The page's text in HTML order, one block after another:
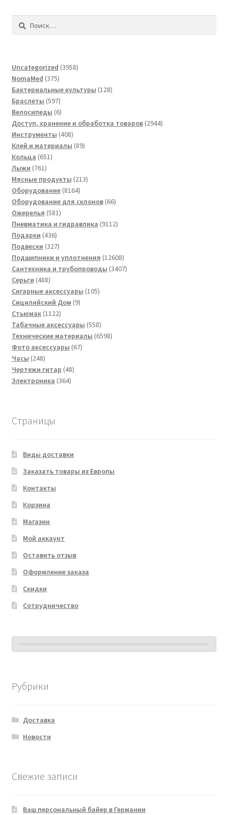
Найти:
Uncategorized 39583958
NomaMed 375375
товаров
Бактериальные культуры 128128
Браслеты 597597
товаров
Велосипеды 66
товаров
Доступ, хранение и обработка товаров 29442944
Инструменты 408408
товаров
Клей и материалы 8989
Кольца 651651
Лыжи 761761
товар
Мясные продукты 213213
Оборудование 81648164
товара
Оборудование для склонов 6666
Ожерелья 581581
товар
Пневматика и гидравлика 91129112
Подарки 436436
товаров
Подвески 327327
товаров
Подшипники и уплотнения 1260812608
товаров
Сантехника и трубопроводы 34073407
Серьги 488488
товаров
Сигарные аксессуары 105105
Сицилийский Дом 99
Стьюмак 11221122
товара
Табачные аксессуары 558558
товаров
Технические материалы 65986598
Фото аксессуары 6767
Часы 248248
товаров
Чертежи гитар 4848
Электроника 364364
Страницы
Виды доставки
Заказать товары из Европы
Контакты
Корзина
Магазин
Мой аккаунт
Оставить отзыв
Оформление заказа
Скидки
Сотрудничество
Рубрики
Доставка
Новости
Свежие записи
Ваш персональный байер в Германии